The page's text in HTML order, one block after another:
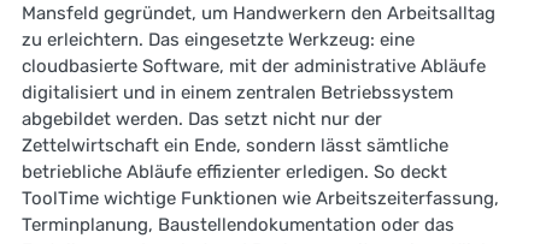
Mansfeld gegründet, um Handwerkern den Arbeitsalltag
zu erleichtern. Das eingesetzte Werkzeug: eine
cloudbasierte Software, mit der administrative Abläufe
digitalisiert und in einem zentralen Betriebssystem
abgebildet werden. Das setzt nicht nur der
Zettelwirtschaft ein Ende, sondern lässt sämtliche
betriebliche Abläufe effizienter erledigen. So deckt
ToolTime wichtige Funktionen wie Arbeitszeiterfassung,
Terminplanung, Baustellendokumentation oder das